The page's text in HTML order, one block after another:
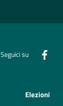
Seguici su
Elezioni